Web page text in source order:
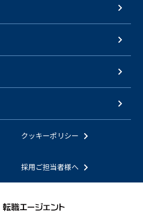
クッキーポリシー
採用ご担当者様へ